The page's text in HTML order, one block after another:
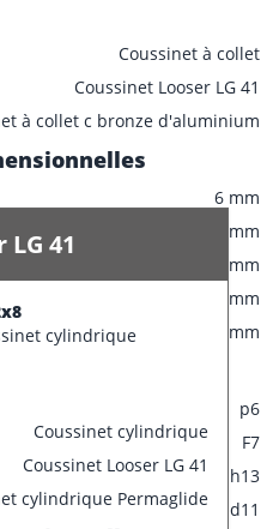
interieur
h13
la bride
0/-0.2
préconisées
H7
Coussinet à collet
Coussinet Looser LG 41
à collet c bronze d'aluminium
6 mm
12 mm
6 mm
14 mm
3 mm
extérieur
p6
interieur
F7
h13
de la bride
d11
41
cylindrique
Coussinet cylindrique
Coussinet Looser LG 41
cylindrique Permaglide
pce